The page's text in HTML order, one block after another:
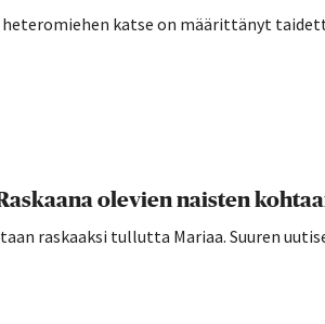
katse on määrittänyt
olevien naisten
raskaaksi tullutta Mariaa. Suuren